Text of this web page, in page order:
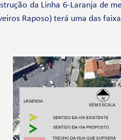
da Linha 6-Laranja de
Raposo) terá uma das